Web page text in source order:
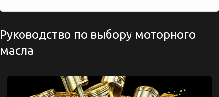
Руководство по выбору моторного
масла